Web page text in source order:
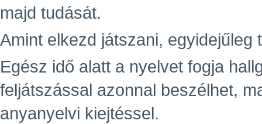
majd tudását.
Amint elkezd játszani, egyidejűleg
Egész idő alatt a nyelvet fogja
feljátszással azonnal beszélhet,
anyanyelvi kiejtéssel.